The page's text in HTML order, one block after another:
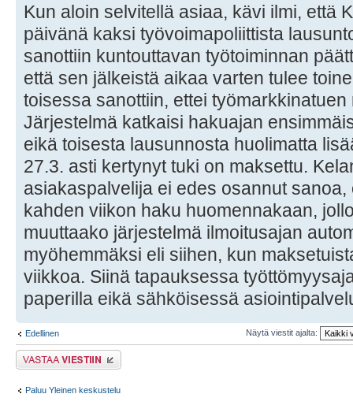
Kun aloin selvitellä asiaa, kävi ilmi, että
päivänä kaksi työvoimapoliittista
sanottiin kuntouttavan työtoiminnan
että sen jälkeistä aikaa varten tulee
toisessa sanottiin, ettei
Järjestelmä katkaisi hakuajan
eikä toisesta lausunnosta huolimatta
27.3. asti kertynyt tuki on maksettu.
asiakaspalvelija ei edes osannut
kahden viikon haku huomennakaan,
muuttaako järjestelmä ilmoitusajan
myöhemmäksi eli siihen, kun
viikkoa. Siinä tapauksessa
paperilla eikä sähköisessä
Edellinen Näytä viestit ajalta:
Lähetä vastaus
Paluu Yleinen keskustelu